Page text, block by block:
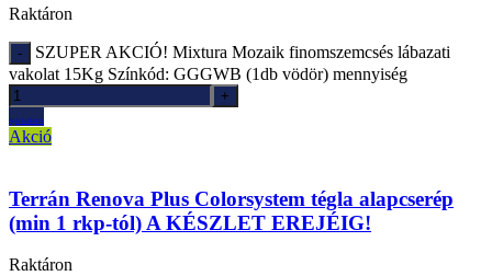
Raktáron
SZUPER AKCIÓ! Mixtura Mozaik finomszemcsés lábazati
vakolat 15Kg Színkód: GGGWB (1db vödör) mennyiség
Ajánlatkérés
Akció
Terrán Renova Plus Colorsystem tégla alapcserép
(min 1 rkp-tól) A KÉSZLET EREJÉIG!
Raktáron